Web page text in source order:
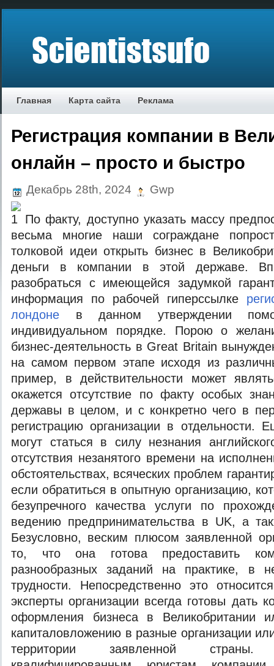
Главная Карта сайта Реклама
Регистрация компании в
онлайн – просто и быстро
Декабрь 28th, 2024 Gwp
По факту, доступно указать массу
весьма многие наши сограждане
толковой идеи открыть бизнес в
деньги в компании в этой державе.
разобраться с имеющейся задумкой
информация по рабочей гиперссылке
лондоне в данном утверждении
индивидуальном порядке. Порою о
бизнес-деятельность в Great Britain
на самом первом этапе исходя из
пример, в действительности может
окажется отсутствие по факту особых
державы в целом, и с конкретно чего в
регистрацию организации в отдельности.
могут статься в силу незнания
отсутствия незанятого времени на
обстоятельствах, всяческих проблем
если обратиться в опытную организацию,
безупречного качества услуги по
ведению предпринимательства в UK, а
Безусловно, веским плюсом заявленной
то, что она готова предоставить
разнообразных заданий на практике, в
трудности. Непосредственно это
эксперты организации всегда готовы дать
оформления бизнеса в Великобритании
капиталовложению в разные организации
территории заявленной